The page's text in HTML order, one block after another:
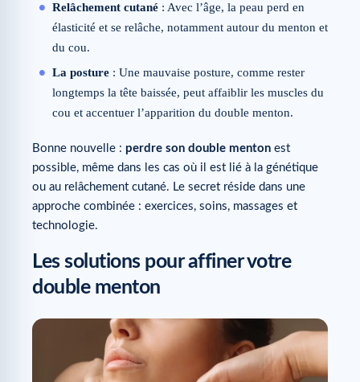
Relâchement cutané : Avec l’âge, la peau perd en
élasticité et se relâche, notamment autour du menton et
du cou.
La posture : Une mauvaise posture, comme rester
longtemps la tête baissée, peut affaiblir les muscles du
cou et accentuer l’apparition du double menton.
Bonne nouvelle : perdre son double menton est
possible, même dans les cas où il est lié à la génétique
ou au relâchement cutané. Le secret réside dans une
approche combinée : exercices, soins, massages et
technologie.
Les solutions pour affiner votre
double menton